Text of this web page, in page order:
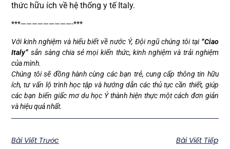
thức hữu ích về hệ thống y tế Italy.
***—————————-***
Với kinh nghiệm và hiểu biết về nước Ý, Đội ngũ chúng tôi tại “Ciao
Italy” sẵn sàng chia sẻ mọi kiến thức, kinh nghiệm và trải nghiệm
của mình.
Chúng tôi sẽ đồng hành cùng các bạn trẻ, cung cấp thông tin hữu
ích, tư vấn lộ trình học tập và hướng dẫn các thủ tục cần thiết, giúp
các bạn biến giấc mơ du học Ý thành hiện thực một cách đơn giản
và hiệu quả nhất.
Bài Viết Trước
Bài Viết Tiếp